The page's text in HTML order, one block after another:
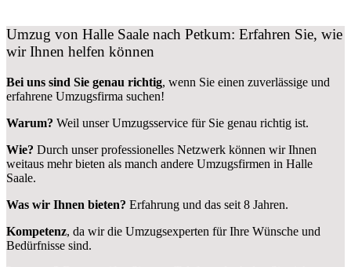
Umzug von Halle Saale nach Petkum: Erfahren Sie, wie
wir Ihnen helfen können
Bei uns sind Sie genau richtig, wenn Sie einen zuverlässige und
erfahrene Umzugsfirma suchen!
Warum? Weil unser Umzugsservice für Sie genau richtig ist.
Wie? Durch unser professionelles Netzwerk können wir Ihnen
weitaus mehr bieten als manch andere Umzugsfirmen in Halle
Saale.
Was wir Ihnen bieten? Erfahrung und das seit 8 Jahren.
Kompetenz, da wir die Umzugsexperten für Ihre Wünsche und
Bedürfnisse sind.